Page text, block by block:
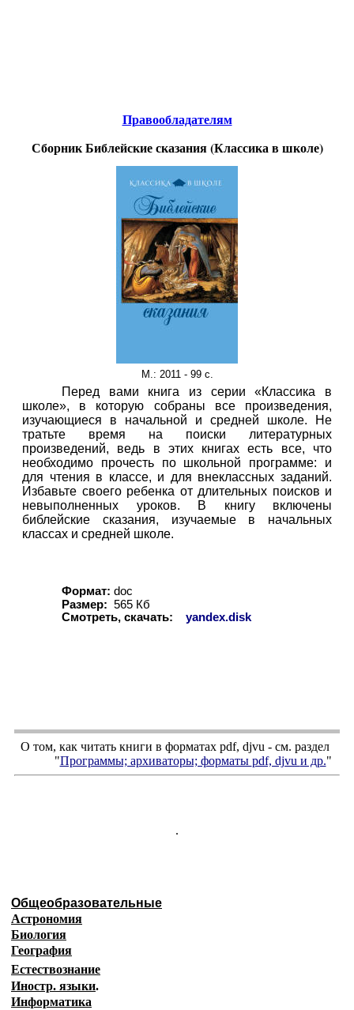
Правообладателям
Сборник Библейские сказания (Классика в школе)
М.: 2011 - 99 с.
Перед вами книга из серии «Классика в
школе», в которую собраны все произведения,
изучающиеся в начальной и средней школе. Не
тратьте время на поиски литературных
произведений, ведь в этих книгах есть все, что
необходимо прочесть по школьной программе: и
для чтения в классе, и для внеклассных заданий.
Избавьте своего ребенка от длительных поисков и
невыполненных уроков. В книгу включены
библейские сказания, изучаемые в начальных
классах и средней школе.
Формат: doc
Размер: 565 Кб
Смотреть, скачать:
yandex.disk
О том, как читать книги в форматах pdf, djvu - см. раздел
"Программы; архиваторы; форматы pdf, djvu и др."
.
Общеобразовательные
Астрономия
Биология
География
Естествознание
Иностр. языки.
Информатика